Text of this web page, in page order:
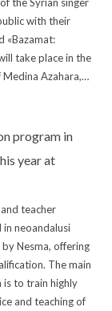
with their
«Bazamat:
take place in the
Azahara,…
program in
year at
teacher
neoandalusi
Nesma, offering
The main
is to train highly
and teaching of